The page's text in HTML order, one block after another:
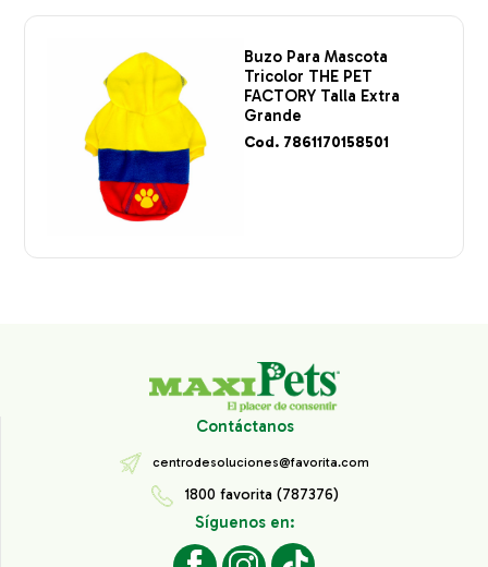
Buzo Para Mascota
Tricolor THE PET
FACTORY Talla Extra
Grande
Cod. 7861170158501
Contáctanos
centrodesoluciones@favorita.com
1800 favorita (787376)
Síguenos en: